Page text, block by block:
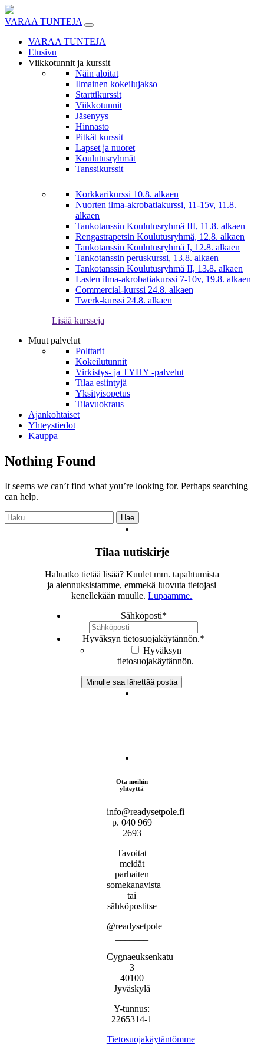
Skip
to
VARAA TUNTEJA
VARAA TUNTEJA
Etusivu
Viikkotunnit ja kurssit
Näin aloitat
Ilmainen kokeilujakso
Starttikurssit
Viikkotunnit
Jäsenyys
Hinnasto
Pitkät kurssit
Lapset ja nuoret
Koulutusryhmät
Tanssikurssit
Korkkarikurssi 10.8. alkaen
Nuorten ilma-akrobatiakurssi, 11-15v, 11.8.
alkaen
Tankotanssin Koulutusryhmä III, 11.8. alkaen
Rengastrapetsin Koulutusryhmä, 12.8. alkaen
Tankotanssin Koulutusryhmä I, 12.8. alkaen
Tankotanssin peruskurssi, 13.8. alkaen
Tankotanssin Koulutusryhmä II, 13.8. alkaen
Lasten ilma-akrobatiakurssi 7-10v, 19.8. alkaen
Commercial-kurssi 24.8. alkaen
Twerk-kurssi 24.8. alkaen
Lisää kursseja
Muut palvelut
Polttarit
Kokeilutunnit
Virkistys- ja TYHY -palvelut
Tilaa esiintyjä
Yksityisopetus
Tilavuokraus
Ajankohtaiset
Yhteystiedot
Kauppa
Nothing Found
It seems we can’t find what you’re looking for. Perhaps searching
can help.
Haku:
Tilaa uutiskirje
Haluatko tietää lisää? Kuulet mm. tapahtumista
ja alennuksistamme, emmekä luovuta tietojasi
kenellekään muulle.Lupaamme.
Sähköposti*
Hyväksyn tietosuojakäytännön.*
Hyväksyn
tietosuojakäytännön.
Ota meihin
yhteyttä
info@readysetpole.fi
p. 040 969
2693
Tavoitat
meidät
parhaiten
somekanavista
tai
sähköpostitse
@readysetpole
Cygnaeuksenkatu
3
40100
Jyväskylä
Y-tunnus:
2265314-1
Tietosuojakäytäntömme